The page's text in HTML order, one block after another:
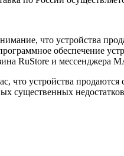
что устройства
обеспечение
RuStore и мессенджера
что устройства
существенных